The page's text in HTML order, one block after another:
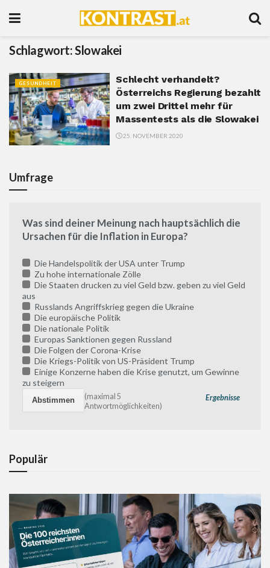
Schlagwort:Slowakei
GESUNDHEIT
Schlecht verhandelt?
Österreichs Regierung bezahlt
um zwei Drittel mehr für
Massentests als die Slowakei
25. NOVEMBER 2020
Umfrage
Was sind deiner Meinung nach hauptsächlich die
Ursachen für die Inflation in Europa?
Die Handelspolitik der USA unter Trump
Zu hohe internationale Zölle
Die Staaten drucken zu viel Geld bzw. geben zu viel Geld
aus
Russlands Angriffskrieg gegen die Ukraine
Die europäische Politik
Die nationale Politik
Europas Sanktionen gegen Russland
Die Folgen der Corona-Krise
Die Kriegs-Politik von US-Präsident Trump
Einige Konzerne haben die Krise genutzt, um Gewinne
zu steigern
Ergebnisse
(maximal 5
Antwortmöglichkeiten)
Populär